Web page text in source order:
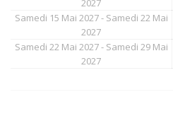
2027
Samedi 15 Mai 2027 - Samedi 22 Mai
2027
Samedi 22 Mai 2027 - Samedi 29 Mai
2027